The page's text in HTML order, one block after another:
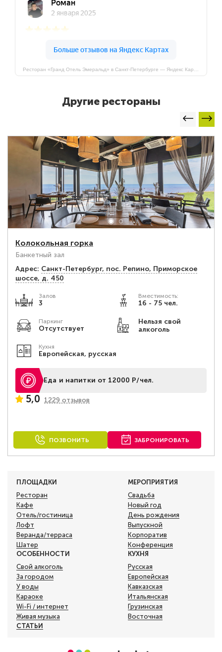
Другие рестораны
Колокольная горка
Банкетный зал
Адрес: Санкт-Петербург, пос. Репино, Приморское
шоссе, д. 450
Залов
3
Вместимость:
16 - 75 чел.
Паркинг
Отсутствует
Нельзя свой
алкоголь
Кухня
Европейская, русская
Еда и напитки от 12000 Р/чел.
5,0 1229 отзывов
ПОЗВОНИТЬ ЗАБРОНИРОВАТЬ
ПЛОЩАДКИ
Ресторан
Кафе
Отель/гостиница
Лофт
Веранда/терраса
Шатер
МЕРОПРИЯТИЯ
Свадьба
Новый год
День рождения
Выпускной
Корпоратив
Конференция
ОСОБЕННОСТИ
Свой алкоголь
За городом
У воды
Караоке
Wi-Fi / интернет
Живая музыка
КУХНЯ
Русская
Европейская
Кавказская
Итальянская
Грузинская
Восточная
СТАТЬИ